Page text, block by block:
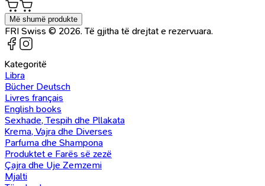
Më shumë produkte
FRI Swiss © 2026. Të gjitha të drejtat e rezervuara.
Kategoritë
Libra
Bücher Deutsch
Livres français
English books
Sexhade, Tespih dhe Pllakata
Krema, Vajra dhe Diverses
Parfuma dhe Shampona
Produktet e Farës së zezë
Çajra dhe Uje Zemzemi
Mjalti